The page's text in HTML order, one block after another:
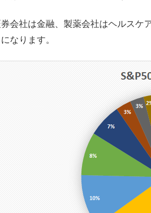
会社は金融、製薬会社はヘルスケ
なります。